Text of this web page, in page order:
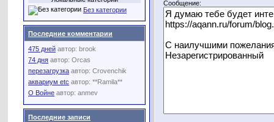
Сообщение:
Без категории
Последние комментарии
475 дней автор: brook
74 дня автор: Orcas
перезагрузка автор: Crovenchik
аквариум etc автор: **Ramila**
О Войне автор: anmev
Последние записи